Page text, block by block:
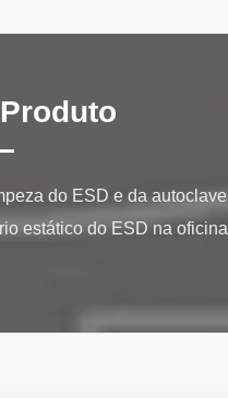
do ESD e da
estático do ESD na